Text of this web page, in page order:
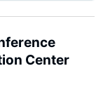
Center